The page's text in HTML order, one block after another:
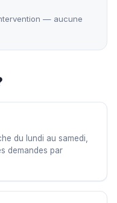
— aucune
du lundi au samedi,
demandes par